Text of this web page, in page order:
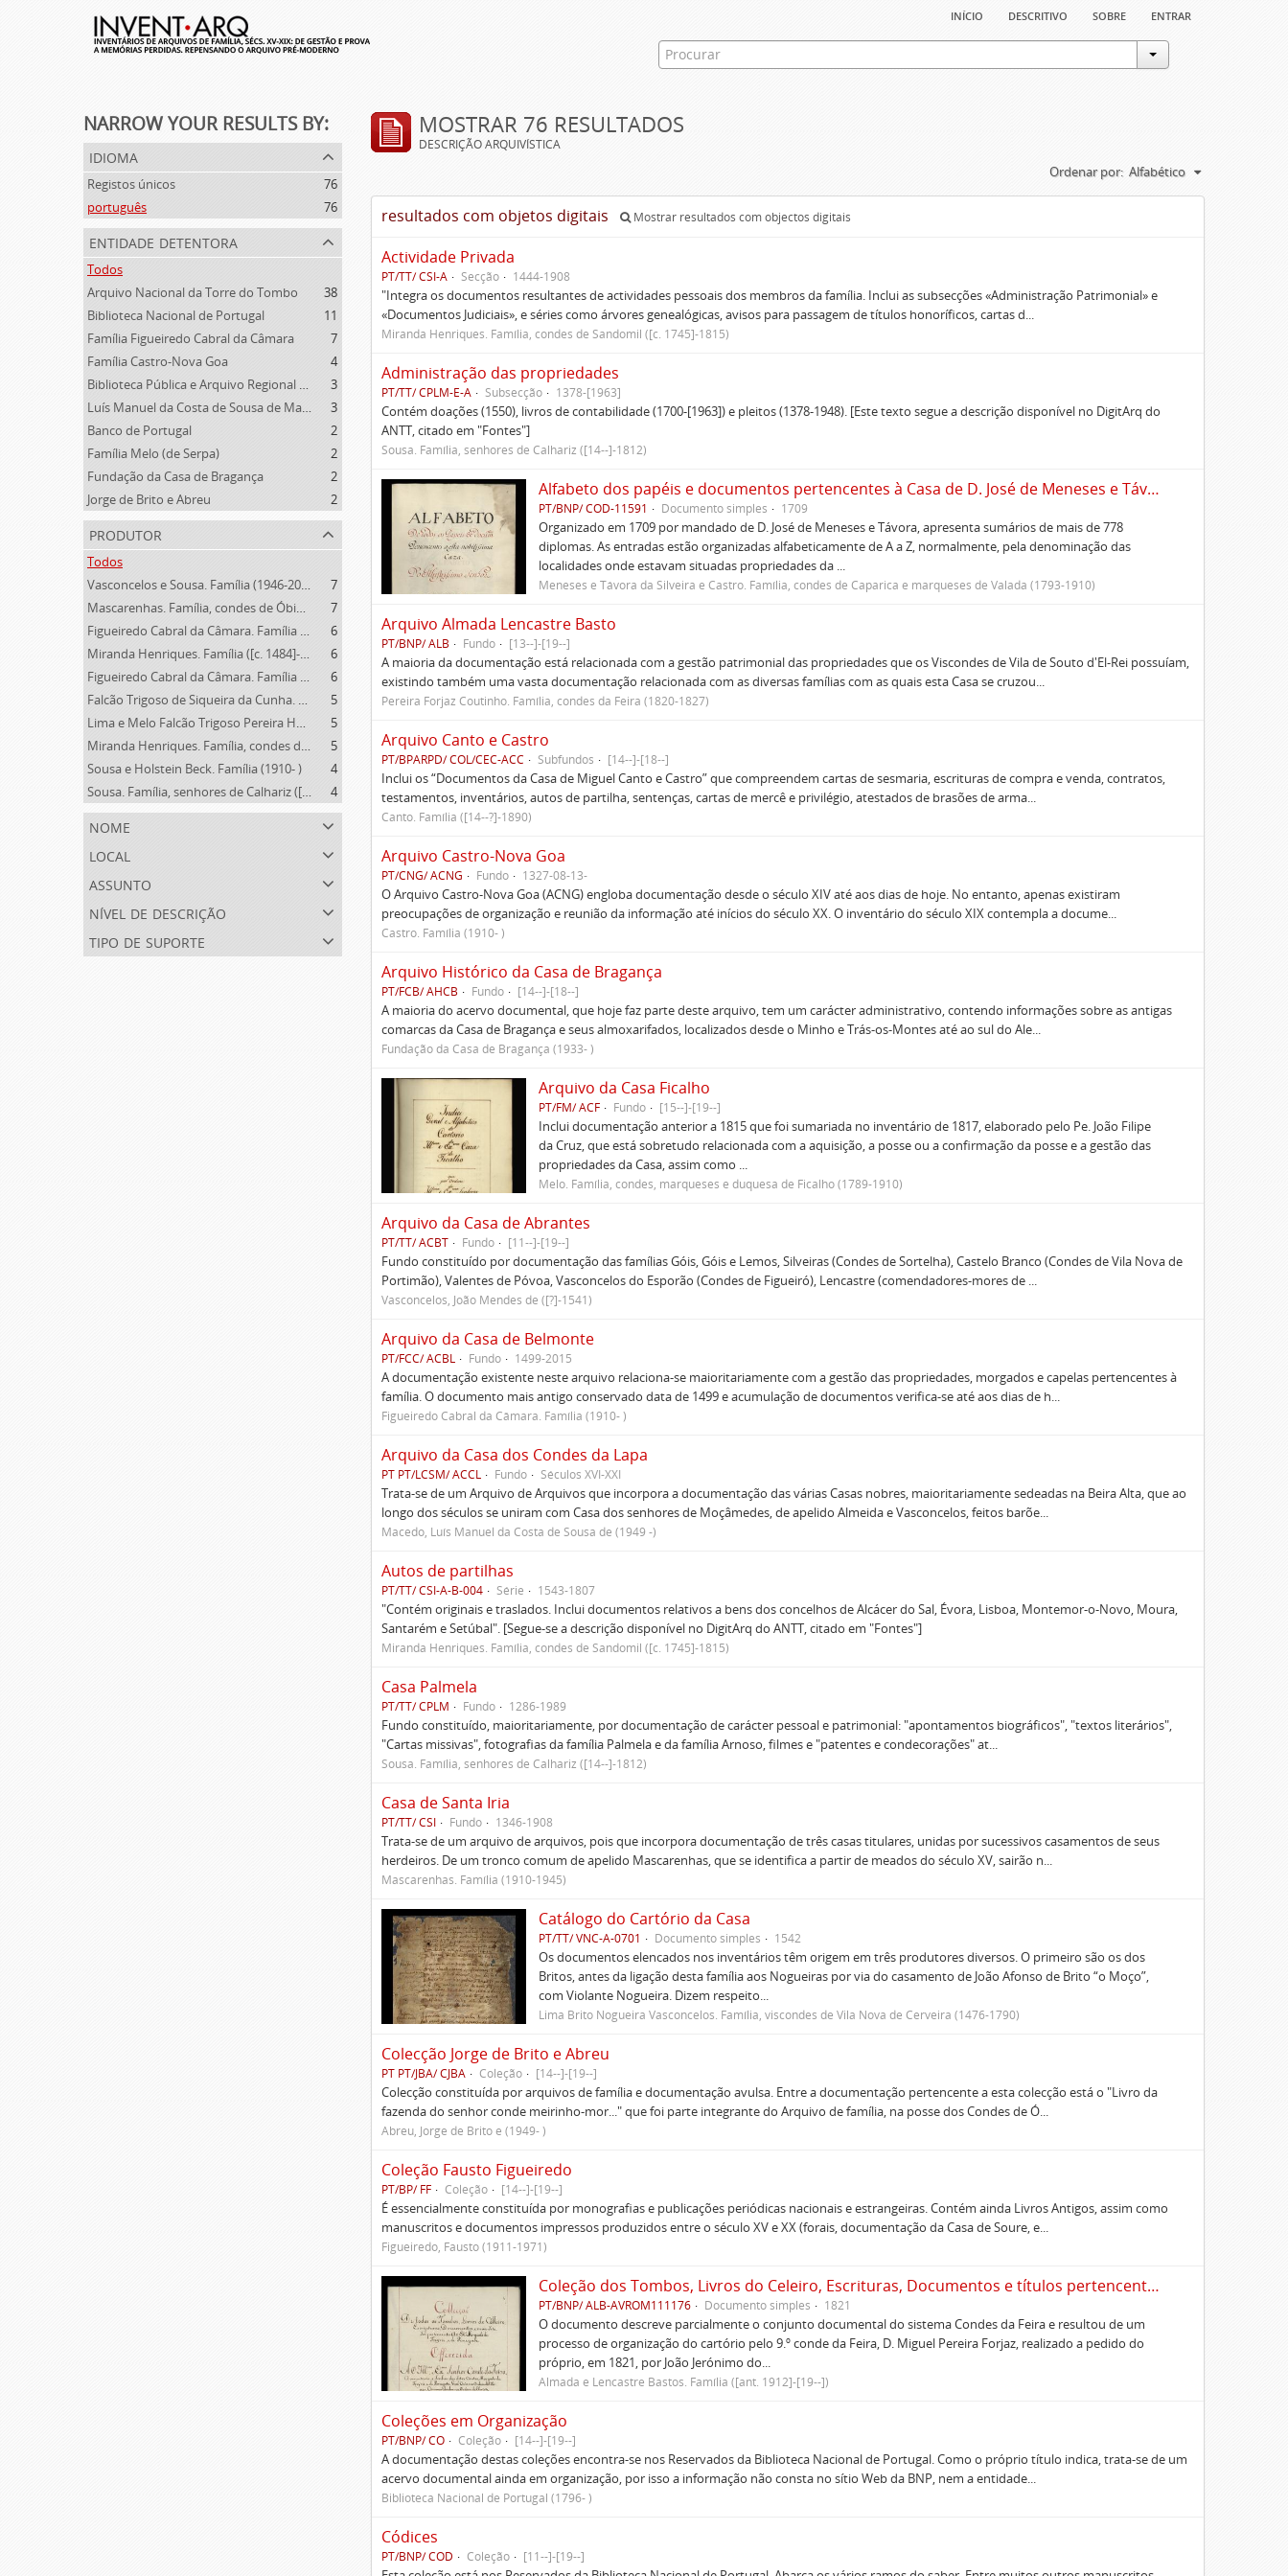
início descritivo sobre entrar
NARROW YOUR RESULTS BY:
idioma
Registos únicos
76
português
76
entidade detentora
Todos
Arquivo Nacional da Torre do Tombo
38
Biblioteca Nacional de Portugal
11
Família Figueiredo Cabral da Câmara
7
Família Castro-Nova Goa
4
Biblioteca Pública e Arquivo Regional de Ponta Delgada
3
Luís Manuel da Costa de Sousa de Macedo
3
Banco de Portugal
2
Família Melo (de Serpa)
2
Fundação da Casa de Bragança
2
Jorge de Brito e Abreu
2
produtor
Todos
Vasconcelos e Sousa. Família (1946-2006)
7
Mascarenhas. Família, condes de Óbidos, Palma e Sabugal (1669-1910)
7
Figueiredo Cabral da Câmara. Família (1910- )
6
Miranda Henriques. Família ([c. 1484]-[c.1745])
6
Figueiredo Cabral da Câmara. Família (1726-1805)
6
Falcão Trigoso de Siqueira da Cunha. Família (1928- )
5
Lima e Melo Falcão Trigoso Pereira Homem de Magalhães. Família (1834-1910)
5
Miranda Henriques. Família, condes de Sandomil ([c. 1745]-1815)
5
Sousa e Holstein Beck. Família (1910- )
4
Sousa. Família, senhores de Calhariz ([14--]-1812)
4
nome
local
assunto
nível de descrição
tipo de suporte
MOSTRAR 76 RESULTADOS
DESCRIÇÃO ARQUIVÍSTICA
Ordenar por: Alfabético
resultados com objetos digitais Mostrar resultados com objectos digitais
Actividade Privada
PT/TT/ CSI-A Secção 1444-1908
"Integra os documentos resultantes de actividades pessoais dos membros da família. Inclui as subsecções «Administração Patrimonial» e
«Documentos Judiciais», e séries como árvores genealógicas, avisos para passagem de títulos honoríficos, cartas d...
Miranda Henriques. Família, condes de Sandomil ([c. 1745]-1815)
Administração das propriedades
PT/TT/ CPLM-E-A Subsecção 1378-[1963]
Contém doações (1550), livros de contabilidade (1700-[1963]) e pleitos (1378-1948). [Este texto segue a descrição disponível no DigitArq do
ANTT, citado em "Fontes"]
Sousa. Família, senhores de Calhariz ([14--]-1812)
Alfabeto dos papéis e documentos pertencentes à Casa de D. José de Meneses e Távora
PT/BNP/ COD-11591 Documento simples 1709
Organizado em 1709 por mandado de D. José de Meneses e Távora, apresenta sumários de mais de 778
diplomas. As entradas estão organizadas alfabeticamente de A a Z, normalmente, pela denominação das
localidades onde estavam situadas propriedades da ...
Meneses e Távora da Silveira e Castro. Família, condes de Caparica e marqueses de Valada (1793-1910)
Arquivo Almada Lencastre Basto
PT/BNP/ ALB Fundo [13--]-[19--]
A maioria da documentação está relacionada com a gestão patrimonial das propriedades que os Viscondes de Vila de Souto d'El-Rei possuíam,
existindo também uma vasta documentação relacionada com as diversas famílias com as quais esta Casa se cruzou...
Pereira Forjaz Coutinho. Família, condes da Feira (1820-1827)
Arquivo Canto e Castro
PT/BPARPD/ COL/CEC-ACC Subfundos [14--]-[18--]
Inclui os “Documentos da Casa de Miguel Canto e Castro” que compreendem cartas de sesmaria, escrituras de compra e venda, contratos,
testamentos, inventários, autos de partilha, sentenças, cartas de mercê e privilégio, atestados de brasões de arma...
Canto. Família ([14--?]-1890)
Arquivo Castro-Nova Goa
PT/CNG/ ACNG Fundo 1327-08-13-
O Arquivo Castro-Nova Goa (ACNG) engloba documentação desde o século XIV até aos dias de hoje. No entanto, apenas existiram
preocupações de organização e reunião da informação até inícios do século XX. O inventário do século XIX contempla a docume...
Castro. Família (1910- )
Arquivo Histórico da Casa de Bragança
PT/FCB/ AHCB Fundo [14--]-[18--]
A maioria do acervo documental, que hoje faz parte deste arquivo, tem um carácter administrativo, contendo informações sobre as antigas
comarcas da Casa de Bragança e seus almoxarifados, localizados desde o Minho e Trás-os-Montes até ao sul do Ale...
Fundação da Casa de Bragança (1933- )
Arquivo da Casa Ficalho
PT/FM/ ACF Fundo [15--]-[19--]
Inclui documentação anterior a 1815 que foi sumariada no inventário de 1817, elaborado pelo Pe. João Filipe
da Cruz, que está sobretudo relacionada com a aquisição, a posse ou a confirmação da posse e a gestão das
propriedades da Casa, assim como ...
Melo. Família, condes, marqueses e duquesa de Ficalho (1789-1910)
Arquivo da Casa de Abrantes
PT/TT/ ACBT Fundo [11--]-[19--]
Fundo constituído por documentação das famílias Góis, Góis e Lemos, Silveiras (Condes de Sortelha), Castelo Branco (Condes de Vila Nova de
Portimão), Valentes de Póvoa, Vasconcelos do Esporão (Condes de Figueiró), Lencastre (comendadores-mores de ...
Vasconcelos, João Mendes de ([?]-1541)
Arquivo da Casa de Belmonte
PT/FCC/ ACBL Fundo 1499-2015
A documentação existente neste arquivo relaciona-se maioritariamente com a gestão das propriedades, morgados e capelas pertencentes à
família. O documento mais antigo conservado data de 1499 e acumulação de documentos verifica-se até aos dias de h...
Figueiredo Cabral da Câmara. Família (1910- )
Arquivo da Casa dos Condes da Lapa
PT PT/LCSM/ ACCL Fundo Séculos XVI-XXI
Trata-se de um Arquivo de Arquivos que incorpora a documentação das várias Casas nobres, maioritariamente sedeadas na Beira Alta, que ao
longo dos séculos se uniram com Casa dos senhores de Moçâmedes, de apelido Almeida e Vasconcelos, feitos barõe...
Macedo, Luís Manuel da Costa de Sousa de (1949 -)
Autos de partilhas
PT/TT/ CSI-A-B-004 Série 1543-1807
"Contém originais e traslados. Inclui documentos relativos a bens dos concelhos de Alcácer do Sal, Évora, Lisboa, Montemor-o-Novo, Moura,
Santarém e Setúbal". [Segue-se a descrição disponível no DigitArq do ANTT, citado em "Fontes"]
Miranda Henriques. Família, condes de Sandomil ([c. 1745]-1815)
Casa Palmela
PT/TT/ CPLM Fundo 1286-1989
Fundo constituído, maioritariamente, por documentação de carácter pessoal e patrimonial: "apontamentos biográficos", "textos literários",
"Cartas missivas", fotografias da família Palmela e da família Arnoso, filmes e "patentes e condecorações" at...
Sousa. Família, senhores de Calhariz ([14--]-1812)
Casa de Santa Iria
PT/TT/ CSI Fundo 1346-1908
Trata-se de um arquivo de arquivos, pois que incorpora documentação de três casas titulares, unidas por sucessivos casamentos de seus
herdeiros. De um tronco comum de apelido Mascarenhas, que se identifica a partir de meados do século XV, sairão n...
Mascarenhas. Família (1910-1945)
Catálogo do Cartório da Casa
PT/TT/ VNC-A-0701 Documento simples 1542
Os documentos elencados nos inventários têm origem em três produtores diversos. O primeiro são os dos
Britos, antes da ligação desta família aos Nogueiras por via do casamento de João Afonso de Brito “o Moço”,
com Violante Nogueira. Dizem respeito...
Lima Brito Nogueira Vasconcelos. Família, viscondes de Vila Nova de Cerveira (1476-1790)
Colecção Jorge de Brito e Abreu
PT PT/JBA/ CJBA Coleção [14--]-[19--]
Colecção constituída por arquivos de família e documentação avulsa. Entre a documentação pertencente a esta colecção está o "Livro da
fazenda do senhor conde meirinho-mor..." que foi parte integrante do Arquivo de família, na posse dos Condes de Ó...
Abreu, Jorge de Brito e (1949- )
Coleção Fausto Figueiredo
PT/BP/ FF Coleção [14--]-[19--]
É essencialmente constituída por monografias e publicações periódicas nacionais e estrangeiras. Contém ainda Livros Antigos, assim como
manuscritos e documentos impressos produzidos entre o século XV e XX (forais, documentação da Casa de Soure, e...
Figueiredo, Fausto (1911-1971)
Coleção dos Tombos, Livros do Celeiro, Escrituras, Documentos e títulos pertencentes ao Morgado de Freiriz e de Penegate
PT/BNP/ ALB-AVROM111176 Documento simples 1821
O documento descreve parcialmente o conjunto documental do sistema Condes da Feira e resultou de um
processo de organização do cartório pelo 9.º conde da Feira, D. Miguel Pereira Forjaz, realizado a pedido do
próprio, em 1821, por João Jerónimo do...
Almada e Lencastre Bastos. Família ([ant. 1912]-[19--])
Coleções em Organização
PT/BNP/ CO Coleção [14--]-[19--]
A documentação destas coleções encontra-se nos Reservados da Biblioteca Nacional de Portugal. Como o próprio título indica, trata-se de um
acervo documental ainda em organização, por isso a informação não consta no sítio Web da BNP, nem a entidade...
Biblioteca Nacional de Portugal (1796- )
Códices
PT/BNP/ COD Coleção [11--]-[19--]